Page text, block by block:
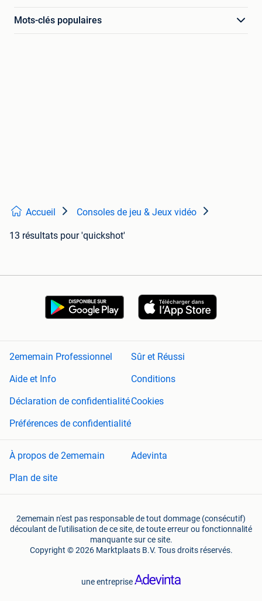
Mots-clés populaires
Accueil Consoles de jeu & Jeux vidéo
13 résultats pour 'quickshot'
2ememain Professionnel
Sûr et Réussi
Aide et Info
Conditions
Déclaration de confidentialitéCookies
Préférences de confidentialité
À propos de 2ememain
Adevinta
Plan de site
2ememain n'est pas responsable de tout dommage (consécutif)
découlant de l'utilisation de ce site, de toute erreur ou fonctionnalité
manquante sur ce site.
Copyright © 2026 Marktplaats B.V. Tous droits réservés.
une entreprise